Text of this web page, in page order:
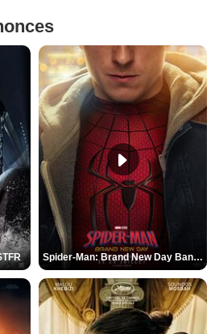
Spider-Man: Brand New Day Bande-annonce VO STFR